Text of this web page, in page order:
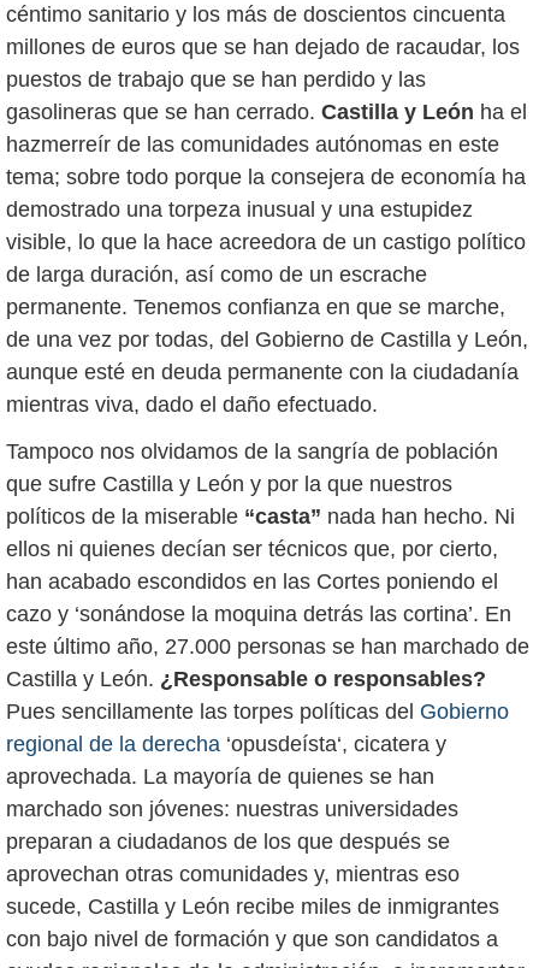
céntimo sanitario y los más de doscientos cincuenta
millones de euros que se han dejado de racaudar, los
puestos de trabajo que se han perdido y las
gasolineras que se han cerrado. Castilla y León ha el
hazmerreír de las comunidades autónomas en este
tema; sobre todo porque la consejera de economía ha
demostrado una torpeza inusual y una estupidez
visible, lo que la hace acreedora de un castigo político
de larga duración, así como de un escrache
permanente. Tenemos confianza en que se marche,
de una vez por todas, del Gobierno de Castilla y León,
aunque esté en deuda permanente con la ciudadanía
mientras viva, dado el daño efectuado.
Tampoco nos olvidamos de la sangría de población
que sufre Castilla y León y por la que nuestros
políticos de la miserable “casta” nada han hecho. Ni
ellos ni quienes decían ser técnicos que, por cierto,
han acabado escondidos en las Cortes poniendo el
cazo y ‘sonándose la moquina detrás las cortina’. En
este último año, 27.000 personas se han marchado de
Castilla y León. ¿Responsable o responsables?
Pues sencillamente las torpes políticas del Gobierno
regional de la derecha ‘opusdeísta‘, cicatera y
aprovechada. La mayoría de quienes se han
marchado son jóvenes: nuestras universidades
preparan a ciudadanos de los que después se
aprovechan otras comunidades y, mientras eso
sucede, Castilla y León recibe miles de inmigrantes
con bajo nivel de formación y que son candidatos a